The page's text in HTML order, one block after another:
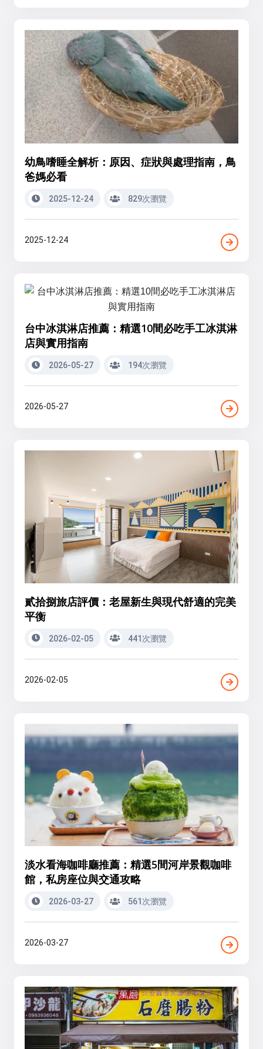
幼鳥嗜睡全解析：原因、症狀與處理指南，鳥
爸媽必看
2025-12-24 829次瀏覽
2025-12-24
台中冰淇淋店推薦：精選10間必吃手工冰淇淋
店與實用指南
2026-05-27 194次瀏覽
2026-05-27
貳拾捌旅店評價：老屋新生與現代舒適的完美
平衡
2026-02-05 441次瀏覽
2026-02-05
淡水看海咖啡廳推薦：精選5間河岸景觀咖啡
館，私房座位與交通攻略
2026-03-27 561次瀏覽
2026-03-27